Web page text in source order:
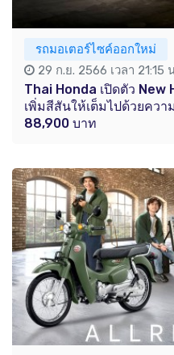
รถมอเตอร์ไซค์ออกใหม่
29 ก.ย. 2566 เวลา 21:15
Thai Honda เปิดตัว New
เพิ่มสีสันให้เต็มไปด้วยคว
88,900 บาท